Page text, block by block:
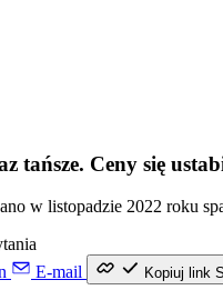
tańsze. Ceny się
w listopadzie 2022 roku
E-mail Kopiuj link